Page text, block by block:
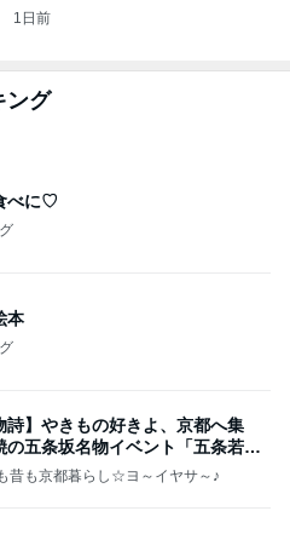
1日前
ング
べに♡
本
詩】やきもの好きよ、京都へ集
の五条坂名物イベント「五条若宮
昔も京都暮らし☆ヨ～イヤサ～♪